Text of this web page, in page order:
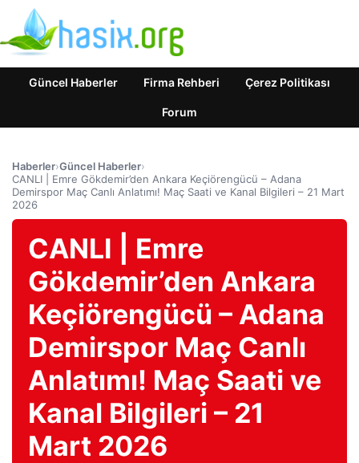
Güncel Haberler Firma Rehberi Çerez Politikası
Forum
Haberler›Güncel Haberler›
CANLI | Emre Gökdemir’den Ankara Keçiörengücü – Adana
Demirspor Maç Canlı Anlatımı! Maç Saati ve Kanal Bilgileri – 21 Mart
2026
CANLI | Emre
Gökdemir’den Ankara
Keçiörengücü – Adana
Demirspor Maç Canlı
Anlatımı! Maç Saati ve
Kanal Bilgileri – 21
Mart 2026